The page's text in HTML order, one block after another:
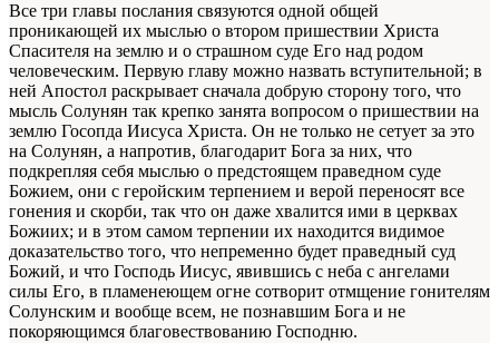
Все три главы послания связуются одной общей
проникающей их мыслью о втором пришествии Христа
Спасителя на землю и о страшном суде Его над родом
человеческим. Первую главу можно назвать вступительной; в
ней Апостол раскрывает сначала добрую сторону того, что
мысль Солунян так крепко занята вопросом о пришествии на
землю Госопда Иисуса Христа. Он не только не сетует за это
на Солунян, а напротив, благодарит Бога за них, что
подкрепляя себя мыслью о предстоящем праведном суде
Божием, они с геройским терпением и верой переносят все
гонения и скорби, так что он даже хвалится ими в церквах
Божиих; и в этом самом терпении их находится видимое
доказательство того, что непременно будет праведный суд
Божий, и что Господь Иисус, явившись с неба с ангелами
силы Его, в пламенеющем огне сотворит отмщение гонителям
Солунским и вообще всем, не познавшим Бога и не
покоряющимся благовествованию Господню.